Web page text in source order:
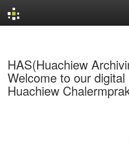
HAS(Huachiew
Welcome to our
Huachiew